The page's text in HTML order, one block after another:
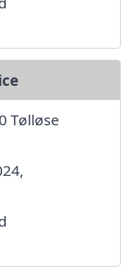
Tølløse